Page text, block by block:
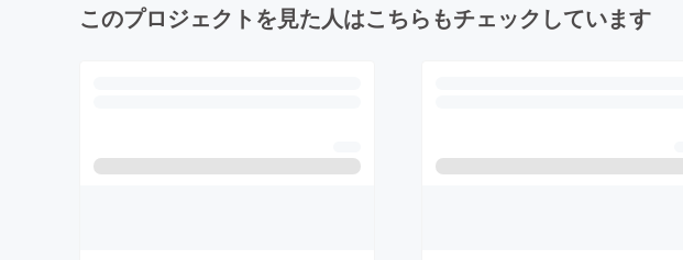
このプロジェクトを見た人はこちらもチェックしています